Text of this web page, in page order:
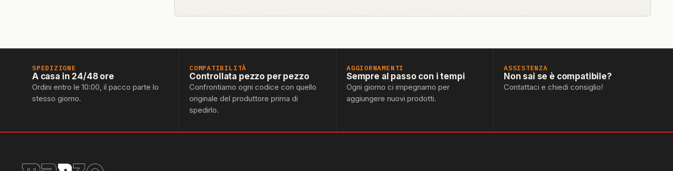
SPEDIZIONE
A casa in 24/48 ore
Ordini entro le 10:00, il pacco parte lo
stesso giorno.
COMPATIBILITÀ
Controllata pezzo per pezzo
Confrontiamo ogni codice con quello
originale del produttore prima di
spedirlo.
AGGIORNAMENTI
Sempre al passo con i tempi
Ogni giorno ci impegnamo per
aggiungere nuovi prodotti.
ASSISTENZA
Non sai se è compatibile?
Contattaci e chiedi consiglio!